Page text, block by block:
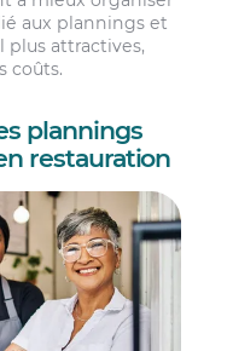
aux plannings et
plus attractives,
coûts.
plannings
restauration